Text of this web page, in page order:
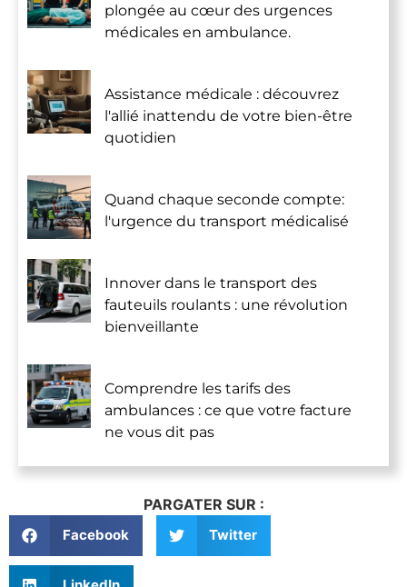
plongée au cœur des urgences
médicales en ambulance.
Assistance médicale : découvrez
l'allié inattendu de votre bien-être
quotidien
Quand chaque seconde compte:
l'urgence du transport médicalisé
Innover dans le transport des
fauteuils roulants : une révolution
bienveillante
Comprendre les tarifs des
ambulances : ce que votre facture
ne vous dit pas
PARGATER SUR :
Facebook Twitter